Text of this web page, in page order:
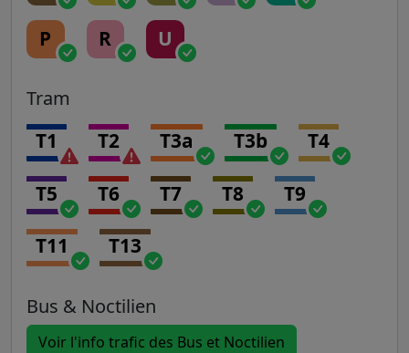
P R U
Tram
T1 T2 T3a T3b T4
T5 T6 T7 T8 T9
T11 T13
Bus & Noctilien
Voir l'info trafic des Bus et Noctilien